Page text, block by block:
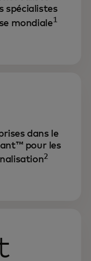
spécialistes
mondiale1
dans le
pour les
2